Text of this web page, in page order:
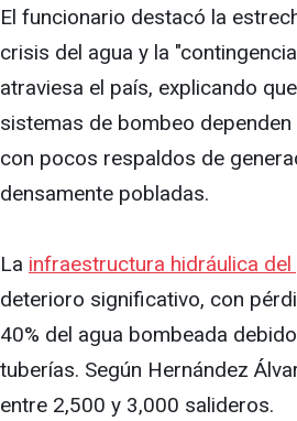
El funcionario destacó la
crisis del agua y la
atraviesa el país, explicando
sistemas de bombeo
con pocos respaldos de
densamente pobladas.
La infraestructura hidráulica del
deterioro significativo, con
40% del agua bombeada
tuberías. Según Hernández
entre 2,500 y 3,000 salideros.